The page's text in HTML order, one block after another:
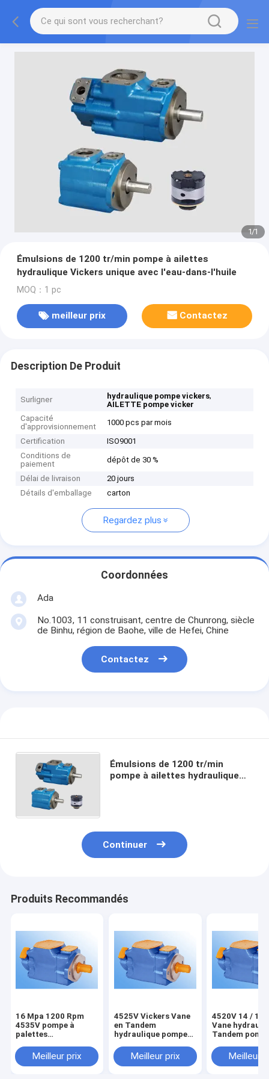
1/1
Émulsions de 1200 tr/min pompe à ailettes
hydraulique Vickers unique avec l'eau-dans-l'huile
MOQ：1 pc
meilleur prix Contactez
Description De Produit
Surligner hydraulique pompe vickers,
AILETTE pompe vicker
Capacité
d'approvisionnement
1000 pcs par mois
Certification
ISO9001
Conditions de
paiement
dépôt de 30 %
Délai de livraison
20 jours
Détails d'emballage
carton
Regardez plus
Coordonnées
Ada
No.1003, 11 construisant, centre de Chunrong, siècle
de Binhu, région de Baohe, ville de Hefei, Chine
Contactez
Émulsions de 1200 tr/min
pompe à ailettes hydraulique
Continuer
Produits Recommandés
16 Mpa 1200 Rpm
4535V pompe à
palettes
Tandem Vicker
Meilleur prix
4525V Vickers Vane
en Tandem
hydraulique pompe
MachineMeilleur prix
4520V 14 / 16
Vane
Tandem
plastique
Meilleur